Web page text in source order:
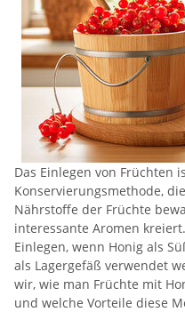
Das Einlegen von Früchten
Konservierungsmethode,
Nährstoffe der Früchte
interessante Aromen
Einlegen, wenn Honig als
als Lagergefäß verwendet
wir, wie man Früchte mit
und welche Vorteile diese